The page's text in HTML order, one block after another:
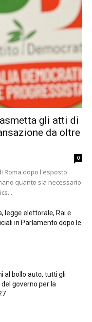
gli atti di
da oltre
0
Roma dopo l'esposto
quanto sia necessario
legge elettorale, Rai e
in Parlamento dopo le
al bollo auto, tutti gli
governo per la